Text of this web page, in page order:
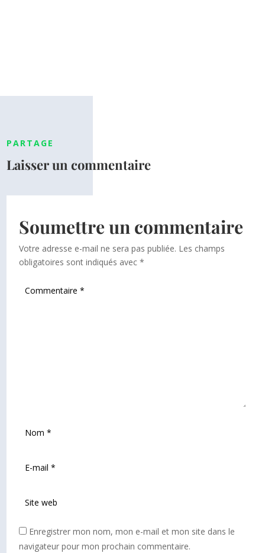
PARTAGE
Laisser un commentaire
Soumettre un commentaire
Votre adresse e-mail ne sera pas publiée. Les champs
obligatoires sont indiqués avec*
Enregistrer mon nom, mon e-mail et mon site dans le
navigateur pour mon prochain commentaire.